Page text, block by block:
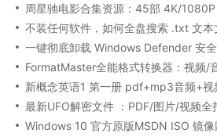
最新UFO解密文件 ：PDF/图片/视频全
Windows 10 官方原版MSDN ISO 镜像